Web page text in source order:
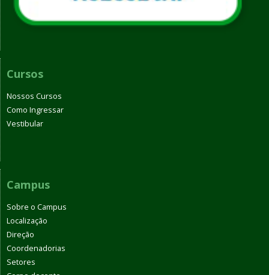
Cursos
Nossos Cursos
Como Ingressar
Vestibular
Campus
Sobre o Campus
Localização
Direção
Coordenadorias
Setores